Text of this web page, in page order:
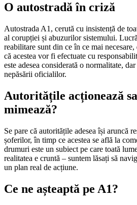
O autostradă în criză
Autostrada A1, cerută cu insistență de
al corupției și abuzurilor sistemului.
reabilitare sunt din ce în ce mai necesare,
că acestea vor fi efectuate cu
este adesea considerată o normalitate,
nepăsării oficialilor.
Autoritățile acționează
mimează?
Se pare că autoritățile adesea își aruncă
șoferilor, în timp ce acestea se află la
drumuri este un subiect pe care toată
realitatea e cruntă – suntem lăsați să
un plan real de acțiune.
Ce ne așteaptă pe A1?